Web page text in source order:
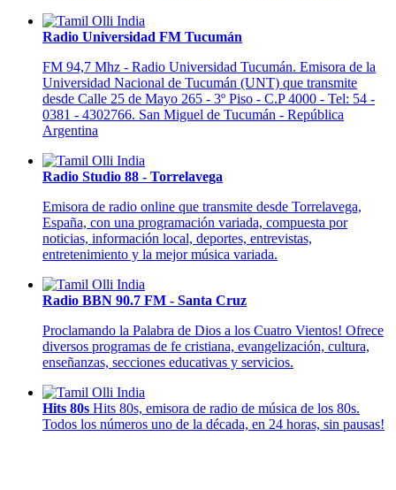
Radio Universidad FM Tucumán
FM 94,7 Mhz - Radio Universidad Tucumán. Emisora de la
Universidad Nacional de Tucumán (UNT) que transmite
desde Calle 25 de Mayo 265 - 3º Piso - C.P 4000 - Tel: 54 -
0381 - 4302766. San Miguel de Tucumán - República
Argentina
Radio Studio 88 - Torrelavega
Emisora de radio online que transmite desde Torrelavega,
España, con una programación variada, compuesta por
noticias, información local, deportes, entrevistas,
entretenimiento y la mejor música variada.
Radio BBN 90.7 FM - Santa Cruz
Proclamando la Palabra de Dios a los Cuatro Vientos! Ofrece
diversos programas de fe cristiana, evangelización, cultura,
enseñanzas, secciones educativas y servicios.
Hits 80s Hits 80s, emisora de radio de música de los 80s.
Todos los números uno de la década, en 24 horas, sin pausas!